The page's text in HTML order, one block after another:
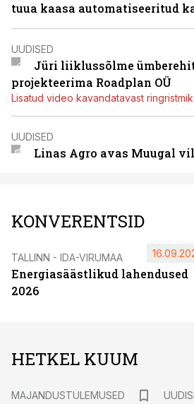
tuua kaasa automatiseeritud
UUDISED
Jüri liiklussõlme
projekteerima Roadplan OÜ
Lisatud video kavandatavast
UUDISED
Linas Agro avas Muugal
KONVERENTSID
TALLINN - IDA-VIRUMAA
Energiasäästlikud lahendused
2026
HETKEL KUUM
MAJANDUSTULEMUSED